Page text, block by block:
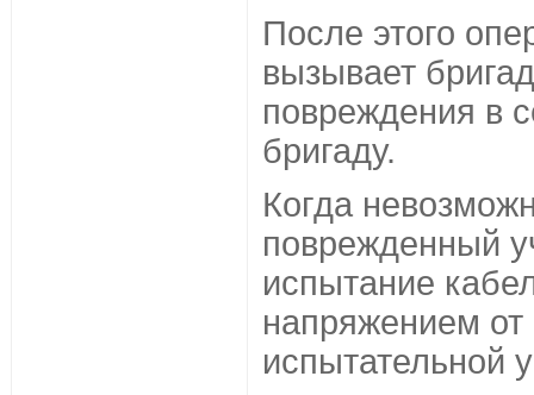
После этого
вызывает
повреждения в
бригаду.
Когда
поврежденный
испытание
напряжением
испытательной